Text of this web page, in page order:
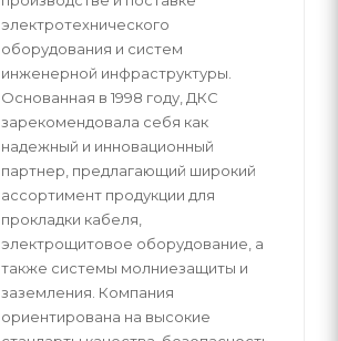
электротехнического
оборудования и систем
инженерной инфраструктуры.
Основанная в 1998 году, ДКС
зарекомендовала себя как
надежный и инновационный
партнер, предлагающий широкий
ассортимент продукции для
прокладки кабеля,
электрощитовое оборудование, а
также системы молниезащиты и
заземления. Компания
ориентирована на высокие